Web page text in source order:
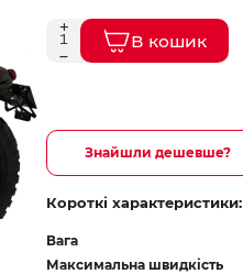
В кошик
Знайшли дешевше?
Короткі характеристики:
Вага
Максимальна швидкість